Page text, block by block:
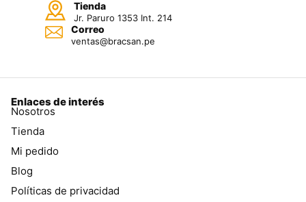
Tienda
Jr. Paruro 1353 Int. 214
Correo
ventas@bracsan.pe
Enlaces de interés
Nosotros
Tienda
Mi pedido
Blog
Políticas de privacidad